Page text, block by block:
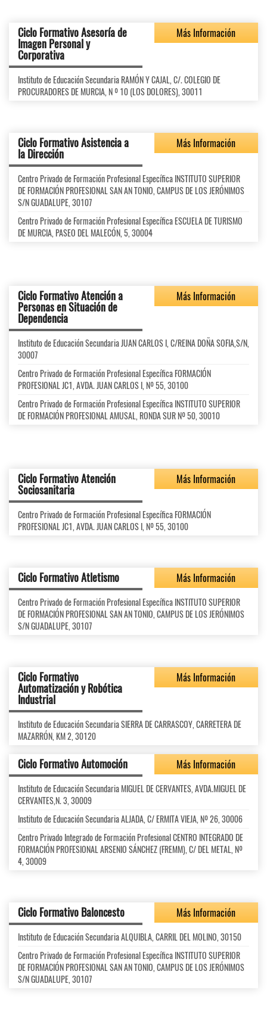
Ciclo Formativo Asesoría de
Imagen Personal y
Corporativa
Más Información
Instituto de Educación Secundaria RAMÓN Y CAJAL, C/. COLEGIO DE
PROCURADORES DE MURCIA, N º 10 (LOS DOLORES), 30011
Ciclo Formativo Asistencia a
la Dirección
Más Información
Centro Privado de Formación Profesional Específica INSTITUTO SUPERIOR
DE FORMACIÓN PROFESIONAL SAN AN TONIO, CAMPUS DE LOS JERÓNIMOS
S/N GUADALUPE, 30107
Centro Privado de Formación Profesional Específica ESCUELA DE TURISMO
DE MURCIA, PASEO DEL MALECÓN, 5, 30004
Ciclo Formativo Atención a
Personas en Situación de
Dependencia
Más Información
Instituto de Educación Secundaria JUAN CARLOS I, C/REINA DOÑA SOFIA,S/N,
30007
Centro Privado de Formación Profesional Específica FORMACIÓN
PROFESIONAL JC1, AVDA. JUAN CARLOS I, Nº 55, 30100
Centro Privado de Formación Profesional Específica INSTITUTO SUPERIOR
DE FORMACIÓN PROFESIONAL AMUSAL, RONDA SUR Nº 50, 30010
Ciclo Formativo Atención
Sociosanitaria
Más Información
Centro Privado de Formación Profesional Específica FORMACIÓN
PROFESIONAL JC1, AVDA. JUAN CARLOS I, Nº 55, 30100
Ciclo Formativo Atletismo Más Información
Centro Privado de Formación Profesional Específica INSTITUTO SUPERIOR
DE FORMACIÓN PROFESIONAL SAN AN TONIO, CAMPUS DE LOS JERÓNIMOS
S/N GUADALUPE, 30107
Ciclo Formativo
Automatización y Robótica
Industrial
Más Información
Instituto de Educación Secundaria SIERRA DE CARRASCOY, CARRETERA DE
MAZARRÓN, KM 2, 30120
Ciclo Formativo Automoción Más Información
Instituto de Educación Secundaria MIGUEL DE CERVANTES, AVDA.MIGUEL DE
CERVANTES,N. 3, 30009
Instituto de Educación Secundaria ALJADA, C/ ERMITA VIEJA, Nº 26, 30006
Centro Privado Integrado de Formación Profesional CENTRO INTEGRADO DE
FORMACIÓN PROFESIONAL ARSENIO SÁNCHEZ (FREMM), C/ DEL METAL, Nº
4, 30009
Ciclo Formativo Baloncesto Más Información
Instituto de Educación Secundaria ALQUIBLA, CARRIL DEL MOLINO, 30150
Centro Privado de Formación Profesional Específica INSTITUTO SUPERIOR
DE FORMACIÓN PROFESIONAL SAN AN TONIO, CAMPUS DE LOS JERÓNIMOS
S/N GUADALUPE, 30107